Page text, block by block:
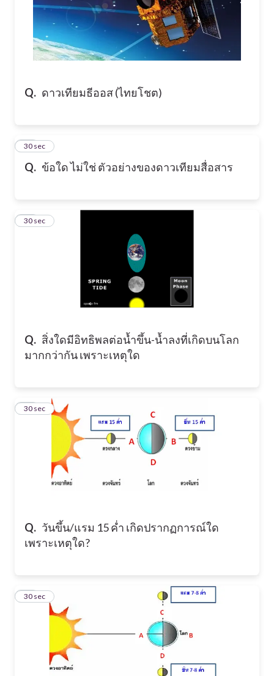
Q. ดาวเทียมธีออส (ไทยโชต)
Q. ข้อใด ไม่ใช่ ตัวอย่างของดาวเทียมสื่อสาร
37
30 sec
Q. สิ่งใดมีอิทธิพลต่อน้ำขึ้น-น้ำลงที่เกิดบนโลก
มากกว่ากัน เพราะเหตุใด
38
30 sec
Q. วันขึ้น/แรม 15 ค่ำ เกิดปรากฏการณ์ใด
เพราะเหตุใด?
39
30 sec
40
30 sec